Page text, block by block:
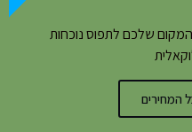
שלכם לתפוס נוכחות
המחירים